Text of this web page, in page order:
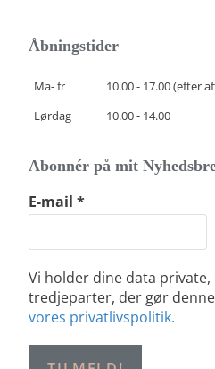
Åbningstider
Ma- fr
10.00 - 17.00 (efter
Lørdag
10.00 - 14.00
Abonnér på mit
E-mail*
Vi holder dine data
tredjeparter, der gør
vores privatlivspolitik.